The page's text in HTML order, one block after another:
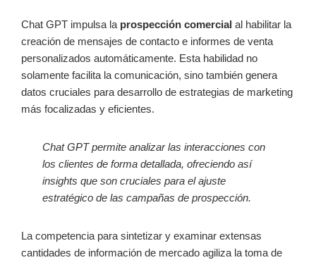
Chat GPT impulsa la prospección comercial al habilitar la
creación de mensajes de contacto e informes de venta
personalizados automáticamente. Esta habilidad no
solamente facilita la comunicación, sino también genera
datos cruciales para desarrollo de estrategias de marketing
más focalizadas y eficientes.
Chat GPT permite analizar las interacciones con
los clientes de forma detallada, ofreciendo así
insights que son cruciales para el ajuste
estratégico de las campañas de prospección.
La competencia para sintetizar y examinar extensas
cantidades de información de mercado agiliza la toma de